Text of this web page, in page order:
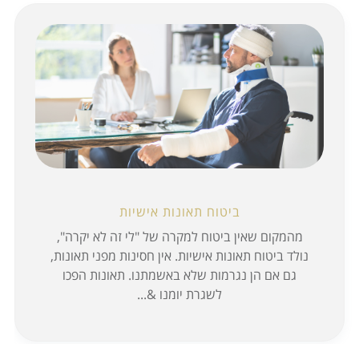
ביטוח תאונות אישיות
מהמקום שאין ביטוח למקרה של "לי זה לא יקרה",
נולד ביטוח תאונות אישיות. אין חסינות מפני תאונות,
גם אם הן נגרמות שלא באשמתנו. תאונות הפכו
לשגרת יומנו &...